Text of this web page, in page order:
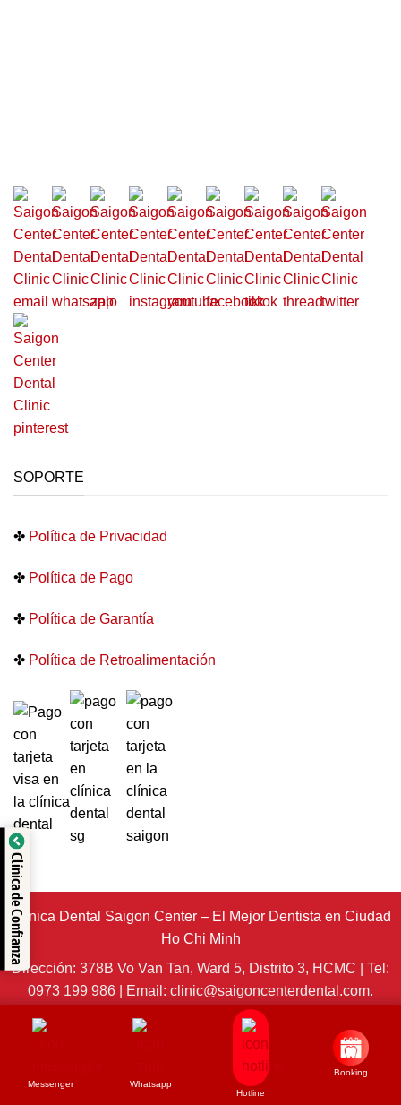
SOPORTE
✤ Política de Privacidad
✤ Política de Pago
✤ Política de Garantía
✤ Política de Retroalimentación
Clínica Dental Saigon Center – El Mejor Dentista en Ciudad
Ho Chi Minh
Dirección: 378B Vo Van Tan, Ward 5, Distrito 3, HCMC | Tel:
0973 199 986 | Email: clinic@saigoncenterdental.com.
Responsable de la Experiencia y Supervisión Técnica: Dr.
Nguyễn Ngọc Tân © 2025 - Derechos de Autor
CLÍNICA
DENTAL SAIGON CENTER
Messenger
Whatsapp
Hotline
Booking
Clínica de Confianza